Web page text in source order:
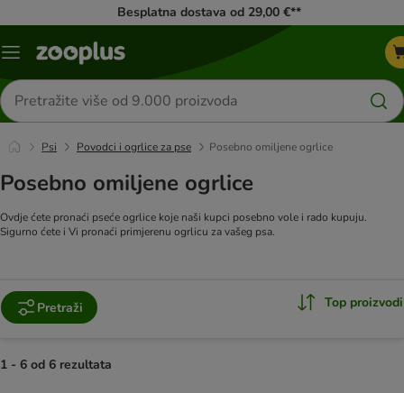
Besplatna dostava od 29,00 €**
Izbornik
Traži
proizvode
Psi Povodci i ogrlice za pse Posebno omiljene ogrlice
Posebno omiljene ogrlice
Ovdje ćete pronaći pseće ogrlice koje naši kupci posebno vole i rado kupuju.
Sigurno ćete i Vi pronaći primjerenu ogrlicu za vašeg psa.
Pretraži Top proizvodi
1 - 6 od 6 rezultata